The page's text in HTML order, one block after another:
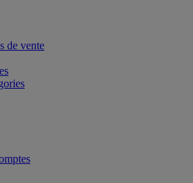
de vente